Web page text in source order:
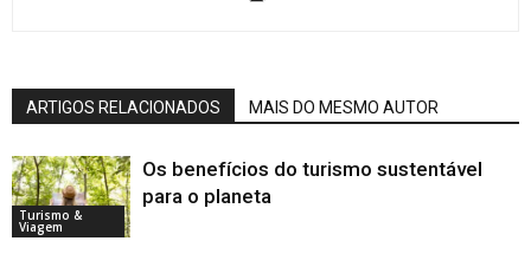
ARTIGOS RELACIONADOS MAIS DO MESMO AUTOR
Turismo &
Viagem
Os benefícios do turismo sustentável
para o planeta